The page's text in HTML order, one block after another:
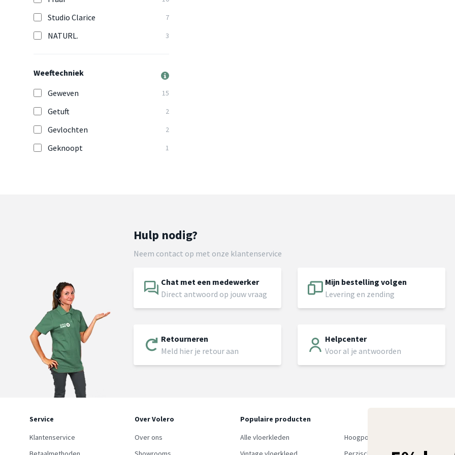
Studio Clarice 7
NATURL. 3
Weeftechniek
Geweven
15
Getuft 2
Gevlochten 2
Geknoopt 1
Hulp nodig?
Neem contact op met onze klantenservice
Chat met een medewerker
Direct antwoord op jouw vraag
Mijn bestelling volgen
Levering en zending
Retourneren
Meld hier je retour aan
Helpcenter
Voor al je antwoorden
Service
Klantenservice
Over Volero
Over ons
Populaire producten
Alle vloerkleden
Hoogpolig vloerkleed